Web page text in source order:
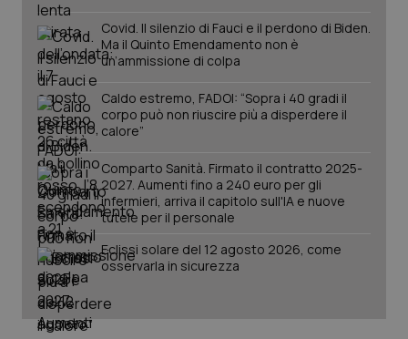
Covid. Il silenzio di Fauci e il perdono di Biden.
Ma il Quinto Emendamento non è
un’ammissione di colpa
Caldo estremo, FADOI: “Sopra i 40 gradi il
corpo può non riuscire più a disperdere il
calore”
Comparto Sanità. Firmato il contratto 2025-
2027. Aumenti fino a 240 euro per gli
infermieri, arriva il capitolo sull'IA e nuove
tutele per il personale
Eclissi solare del 12 agosto 2026, come
osservarla in sicurezza
_ga
Google LLC
.quotidianosanita.it